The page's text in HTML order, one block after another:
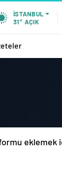
İSTANBUL
31° AÇIK
eklemek